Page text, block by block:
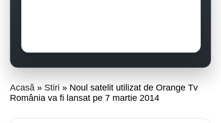
Acasă Stiri
Noul satelit utilizat de Orange Tv
România va fi lansat pe 7 martie 2014